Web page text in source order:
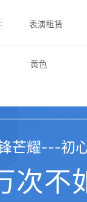
表演租赁
黄色
芒耀---初
次不